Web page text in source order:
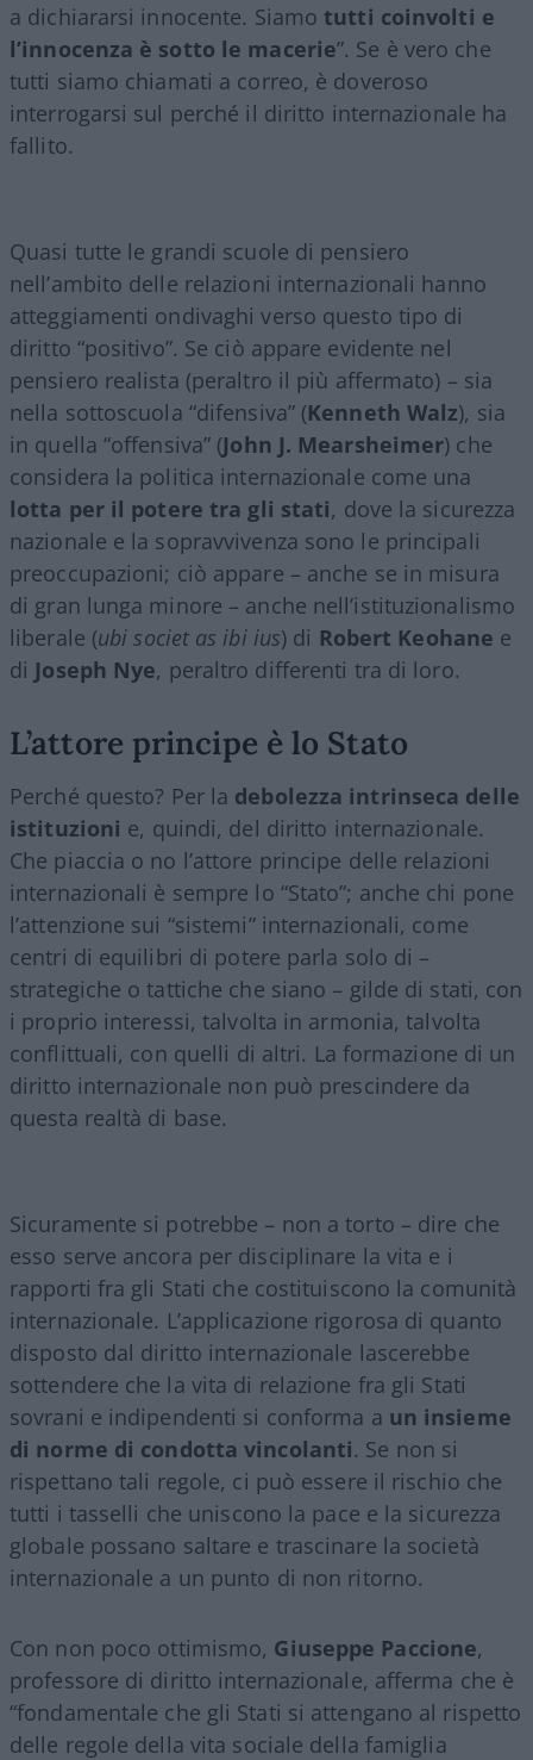
a dichiararsi innocente. Siamotutti coinvolti e
l’innocenza è sotto le macerie”. Se è vero che
tutti siamo chiamati a correo, è doveroso
interrogarsi sul perché il diritto internazionale ha
fallito.
Quasi tutte le grandi scuole di pensiero
nell’ambito delle relazioni internazionali hanno
atteggiamenti ondivaghi verso questo tipo di
diritto “positivo”. Se ciò appare evidente nel
pensiero realista (peraltro il più affermato) – sia
nella sottoscuola “difensiva” (Kenneth Walz), sia
in quella “offensiva” (John J. Mearsheimer) che
considera la politica internazionale come una
lotta per il potere tra gli stati, dove la sicurezza
nazionale e la sopravvivenza sono le principali
preoccupazioni; ciò appare – anche se in misura
di gran lunga minore – anche nell’istituzionalismo
liberale (ubi societ as ibi ius) di Robert Keohane e
di Joseph Nye, peraltro differenti tra di loro.
L’attore principe è lo Stato
Perché questo? Per la debolezza intrinseca delle
istituzioni e, quindi, del diritto internazionale.
Che piaccia o no l’attore principe delle relazioni
internazionali è sempre lo “Stato”; anche chi pone
l’attenzione sui “sistemi” internazionali, come
centri di equilibri di potere parla solo di –
strategiche o tattiche che siano – gilde di stati, con
i proprio interessi, talvolta in armonia, talvolta
conflittuali, con quelli di altri. La formazione di un
diritto internazionale non può prescindere da
questa realtà di base.
Sicuramente si potrebbe – non a torto – dire che
esso serve ancora per disciplinare la vita e i
rapporti fra gli Stati che costituiscono la comunità
internazionale. L’applicazione rigorosa di quanto
disposto dal diritto internazionale lascerebbe
sottendere che la vita di relazione fra gli Stati
sovrani e indipendenti si conforma a un insieme
di norme di condotta vincolanti. Se non si
rispettano tali regole, ci può essere il rischio che
tutti i tasselli che uniscono la pace e la sicurezza
globale possano saltare e trascinare la società
internazionale a un punto di non ritorno.
Con non poco ottimismo, Giuseppe Paccione,
professore di diritto internazionale, afferma che è
“fondamentale che gli Stati si attengano al rispetto
delle regole della vita sociale della famiglia